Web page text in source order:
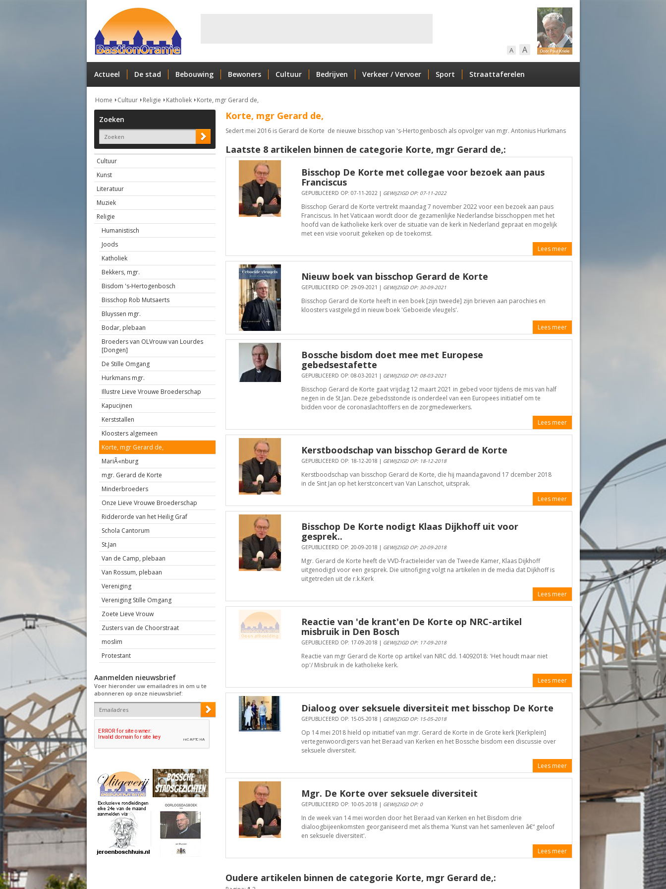
A A
Actueel De stad Bebouwing Bewoners Cultuur Bedrijven Verkeer / Vervoer Sport Straattaferelen
Home Cultuur Religie Katholiek Korte, mgr Gerard de,
Zoeken
Cultuur
Kunst
Literatuur
Muziek
Religie
Humanistisch
Joods
Katholiek
Bekkers, mgr.
Bisdom 's-Hertogenbosch
Bisschop Rob Mutsaerts
Bluyssen mgr.
Bodar, plebaan
Broeders van OLVrouw van Lourdes
[Dongen]
De Stille Omgang
Hurkmans mgr.
Illustre Lieve Vrouwe Broederschap
Kapucijnen
Kerststallen
Kloosters algemeen
Korte, mgr Gerard de,
MariÃ«nburg
mgr. Gerard de Korte
Minderbroeders
Onze Lieve Vrouwe Broederschap
Ridderorde van het Heilig Graf
Schola Cantorum
St.Jan
Van de Camp, plebaan
Van Rossum, plebaan
Vereniging
Vereniging Stille Omgang
Zoete Lieve Vrouw
Zusters van de Choorstraat
moslim
Protestant
Aanmelden nieuwsbrief
Voer hieronder uw emailadres in om u te
abonneren op onze nieuwsbrief:
Korte, mgr Gerard de,
Sedert mei 2016 is Gerard de Korte de nieuwe bisschop van 's-Hertogenbosch als opvolger van mgr. Antonius Hurkmans
Laatste 8 artikelen binnen de categorie Korte, mgr Gerard de,:
Bisschop De Korte met collegae voor bezoek aan paus
Franciscus
GEPUBLICEERD OP: 07-11-2022 | GEWIJZIGD OP: 07-11-2022
Bisschop Gerard de Korte vertrekt maandag 7 november 2022 voor een bezoek aan paus
Franciscus. In het Vaticaan wordt door de gezamenlijke Nederlandse bisschoppen met het
hoofd van de katholieke kerk over de situatie van de kerk in Nederland gepraat en mogelijk
met een visie vooruit gekeken op de toekomst.
Lees meer
Nieuw boek van bisschop Gerard de Korte
GEPUBLICEERD OP: 29-09-2021 | GEWIJZIGD OP: 30-09-2021
​​​​​​​Bisschop Gerard de Korte heeft in een boek [zijn tweede] zijn brieven aan parochies en
kloosters vastgelegd in nieuw boek 'Geboeide vleugels'.
Lees meer
Bossche bisdom doet mee met Europese
gebedsestafette
GEPUBLICEERD OP: 08-03-2021 | GEWIJZIGD OP: 08-03-2021
Bisschop Gerard de Korte gaat vrijdag 12 maart 2021 in gebed voor tijdens de mis van half
negen in de St.Jan. Deze gebedsstonde is onderdeel van een Europees initiatief om te
bidden voor de coronaslachtoffers en de zorgmedewerkers.
Lees meer
Kerstboodschap van bisschop Gerard de Korte
GEPUBLICEERD OP: 18-12-2018 | GEWIJZIGD OP: 18-12-2018
Kerstboodschap van bisschop Gerard de Korte, die hij maandagavond 17 dcember 2018
in de Sint Jan op het kerstconcert van Van Lanschot, uitsprak.
Lees meer
Bisschop De Korte nodigt Klaas Dijkhoff uit voor
gesprek..
GEPUBLICEERD OP: 20-09-2018 | GEWIJZIGD OP: 20-09-2018
Mgr. Gerard de Korte heeft de VVD-fractieleider van de Tweede Kamer, Klaas Dijkhoff
uitgenodigd voor een gesprek. Die uitnofiging volgt na artikelen in de media dat Dijkhoff is
uitgetreden uit de r.k.Kerk
Lees meer
Reactie van 'de krant'en De Korte op NRC-artikel
misbruik in Den Bosch
GEPUBLICEERD OP: 17-09-2018 | GEWIJZIGD OP: 17-09-2018
Reactie van mgr Gerard de Korte op artikel van NRC dd. 14092018: 'Het houdt maar niet
op'/ Misbruik in de katholieke kerk.
Lees meer
Dialoog over seksuele diversiteit met bisschop De Korte
GEPUBLICEERD OP: 15-05-2018 | GEWIJZIGD OP: 15-05-2018
Op 14 mei 2018 hield op initiatief van mgr. Gerard de Korte in de Grote kerk [Kerkplein]
vertegenwoordigers van het Beraad van Kerken en het Bossche bisdom een discussie over
seksuele diversiteit.
Lees meer
Mgr. De Korte over seksuele diversiteit
GEPUBLICEERD OP: 10-05-2018 | GEWIJZIGD OP: 0
In de week van 14 mei worden door het Beraad van Kerken en het Bisdom drie
dialoogbijeenkomsten georganiseerd met als thema 'Kunst van het samenleven â€“ geloof
en seksuele diversiteit'.
Lees meer
Oudere artikelen binnen de categorie Korte, mgr Gerard de,: